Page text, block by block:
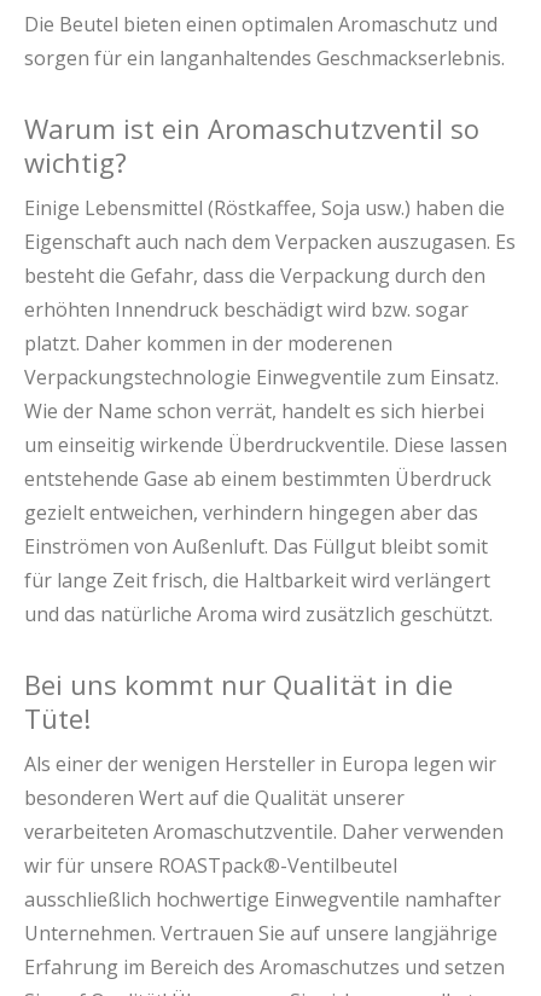
Die Beutel bieten einen optimalen Aromaschutz und
sorgen für ein langanhaltendes Geschmackserlebnis.
Warum ist ein Aromaschutzventil so
wichtig?
Einige Lebensmittel (Röstkaffee, Soja usw.) haben die
Eigenschaft auch nach dem Verpacken auszugasen. Es
besteht die Gefahr, dass die Verpackung durch den
erhöhten Innendruck beschädigt wird bzw. sogar
platzt. Daher kommen in der moderenen
Verpackungstechnologie Einwegventile zum Einsatz.
Wie der Name schon verrät, handelt es sich hierbei
um einseitig wirkende Überdruckventile. Diese lassen
entstehende Gase ab einem bestimmten Überdruck
gezielt entweichen, verhindern hingegen aber das
Einströmen von Außenluft. Das Füllgut bleibt somit
für lange Zeit frisch, die Haltbarkeit wird verlängert
und das natürliche Aroma wird zusätzlich geschützt.
Bei uns kommt nur Qualität in die
Tüte!
Als einer der wenigen Hersteller in Europa legen wir
besonderen Wert auf die Qualität unserer
verarbeiteten Aromaschutzventile. Daher verwenden
wir für unsere ROASTpack®-Ventilbeutel
ausschließlich hochwertige Einwegventile namhafter
Unternehmen. Vertrauen Sie auf unsere langjährige
Erfahrung im Bereich des Aromaschutzes und setzen